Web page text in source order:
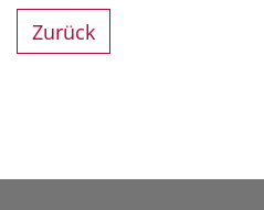
Zurück